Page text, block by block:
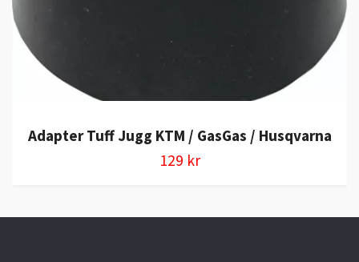
Adapter Tuff Jugg KTM / GasGas / Husqvarna
129 kr